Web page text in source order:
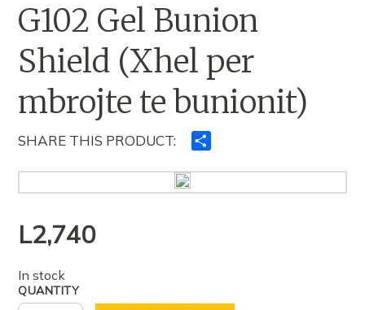
G102 Gel Bunion
Shield (Xhel per
mbrojte te bunionit)
SHARE THIS PRODUCT:
tjerët
L2,740
In stock
QUANTITY